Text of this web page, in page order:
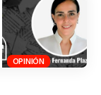
OPINIÓN